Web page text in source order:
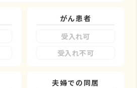
がん患者
受入れ可
受入れ不可
夫婦での同居